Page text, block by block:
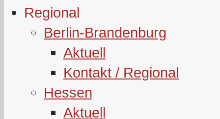
Regional
Berlin-Brandenburg
Aktuell
Kontakt / Regional
Hessen
Aktuell